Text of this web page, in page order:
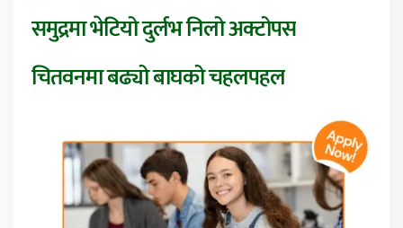
समुद्रमा भेटियो दुर्लभ निलो अक्टोपस
चितवनमा बढ्यो बाघको चहलपहल